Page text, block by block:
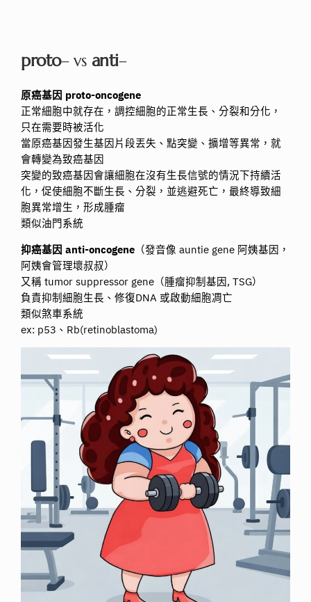
proto– vs anti–
原癌基因 proto-oncogene
正常細胞中就存在，調控細胞的正常生長、分裂和分化，
只在需要時被活化
當原癌基因發生基因片段丟失、點突變、擴增等異常，就
會轉變為致癌基因
突變的致癌基因會讓細胞在沒有生長信號的情況下持續活
化，促使細胞不斷生長、分裂，並逃避死亡，最終導致細
胞異常增生，形成腫瘤
類似油門系統
抑癌基因 anti-oncogene （發音像 auntie gene 阿姨基因，
阿姨會管理壞叔叔）
又稱 tumor suppressor gene（腫瘤抑制基因, TSG）
負責抑制細胞生長、修復DNA 或啟動細胞凋亡
類似煞車系統
ex: p53、Rb(retinoblastoma)